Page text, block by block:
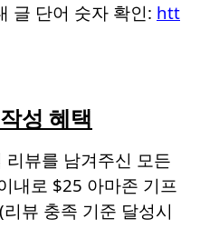
글 단어 숫자 확인: htt
성 혜택
뷰를 남겨주신 모든
내로 $25 아마존 기프
(리뷰 충족 기준 달성시